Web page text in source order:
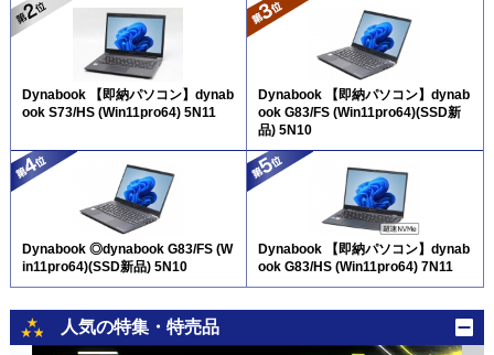
Dynabook 【即納パソコン】dynab
ook S73/HS (Win11pro64) 5N11
Dynabook 【即納パソコン】dynab
ook G83/FS (Win11pro64)(SSD新
品) 5N10
Dynabook ◎dynabook G83/FS (W
in11pro64)(SSD新品) 5N10
Dynabook 【即納パソコン】dynab
ook G83/HS (Win11pro64) 7N11
人気の特集・特売品